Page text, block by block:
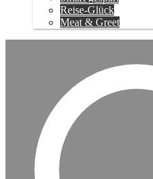
Reise-Glück
Meat & Greet